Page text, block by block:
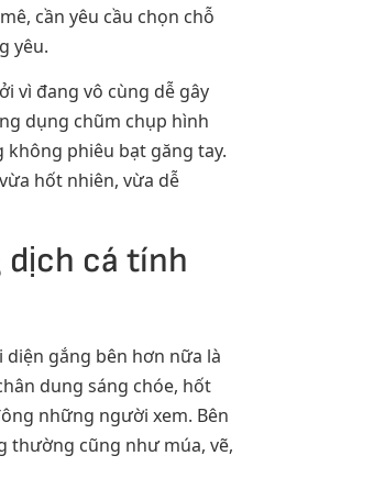
cần yêu cầu chọn chỗ
yêu.
vì đang vô cùng dễ gây
dụng chũm chụp hình
không phiêu bạt găng tay.
hốt nhiên, vừa dễ
cá tính
gắng bên hơn nữa là
dung sáng chóe, hốt
những người xem. Bên
thường cũng như múa, vẽ,